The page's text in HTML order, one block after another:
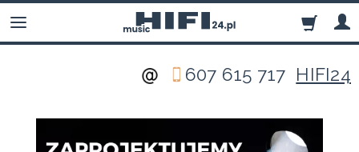
607 615 717 HIFI24